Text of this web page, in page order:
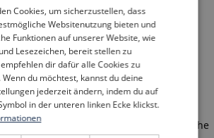
side exception has occurred
(see the
DUTCH
FRENCH
GERMAN
Cookies, um sicherzustellen, dass
Websitenutzung bieten und
Funktionen auf unserer Website, wie
Lesezeichen, bereit stellen zu
dir dafür alle Cookies zu
du möchtest, kannst du deine
jederzeit ändern, indem du auf
in der unteren linken Ecke klickst.